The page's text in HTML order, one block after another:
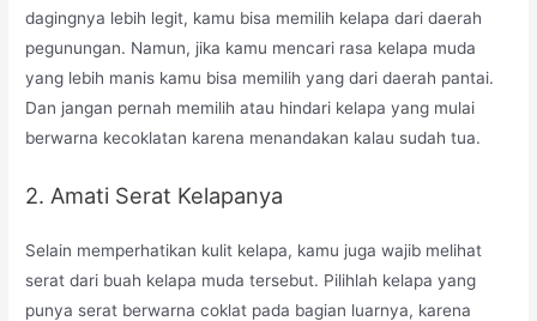
dagingnya lebih legit, kamu bisa memilih kelapa dari daerah
pegunungan. Namun, jika kamu mencari rasa kelapa muda
yang lebih manis kamu bisa memilih yang dari daerah pantai.
Dan jangan pernah memilih atau hindari kelapa yang mulai
berwarna kecoklatan karena menandakan kalau sudah tua.
2. Amati Serat Kelapanya
Selain memperhatikan kulit kelapa, kamu juga wajib melihat
serat dari buah kelapa muda tersebut. Pilihlah kelapa yang
punya serat berwarna coklat pada bagian luarnya, karena